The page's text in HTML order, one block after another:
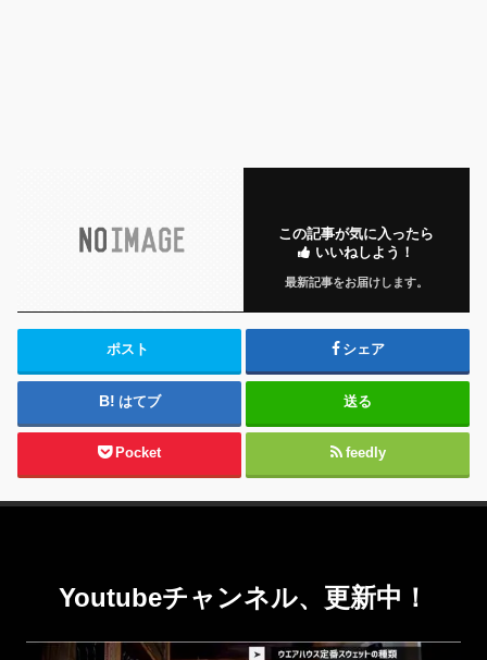
この記事が気に入ったら
いいねしよう！
最新記事をお届けします。
ポスト シェア
はてブ 送る
Pocket feedly
Youtubeチャンネル、更新中！